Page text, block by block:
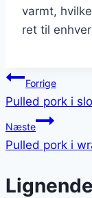
varmt,
ret til
Forrige
Pulled pork i
Næste
Pulled pork i